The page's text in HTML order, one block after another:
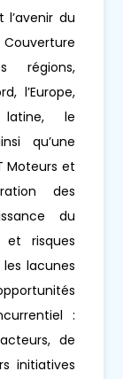
du
régions,
l’Europe,
latine, le
qu’une
Moteurs et
des
du
risques
lacunes
:
de
initiatives